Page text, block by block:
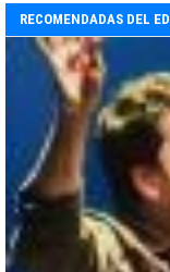
RECOMENDADAS DEL